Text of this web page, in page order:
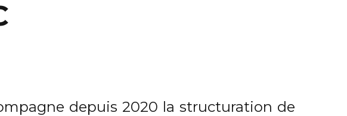
depuis 2020 la structuration de